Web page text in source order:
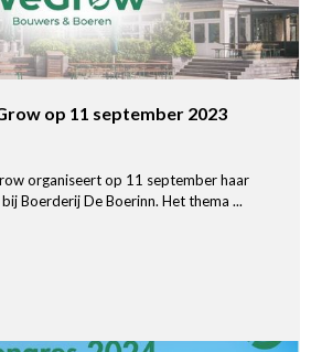
op 11 september 2023
organiseert op 11 september haar
Boerderij De Boerinn. Het thema ...